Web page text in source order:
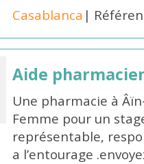
Casablanca |
Aide
Une pharmacie à
Femme pour un
représentable,
a l’entourage